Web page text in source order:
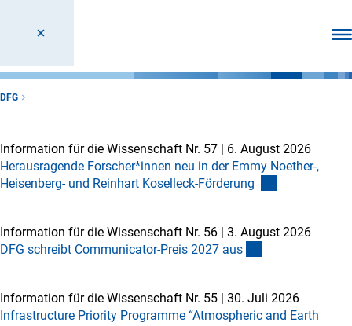
DFG
Information für die Wissenschaft Nr. 57 | 6. August 2026
Herausragende Forscher*innen neu in der Emmy Noether-,
Heisenberg- und Reinhart Koselleck-Förderung
Information für die Wissenschaft Nr. 56 | 3. August 2026
DFG schreibt Communicator-Preis 2027 aus
Information für die Wissenschaft Nr. 55 | 30. Juli 2026
Infrastructure Priority Programme “Atmospheric and Earth